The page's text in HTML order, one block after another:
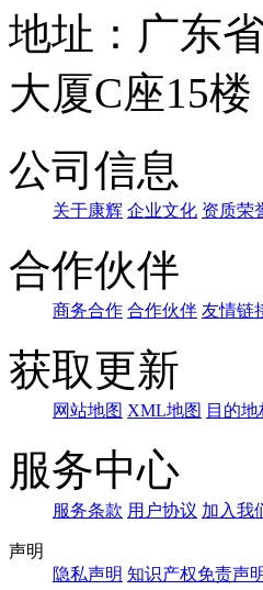
地址：广东
大厦C座15
公司信息
关于康辉 企业文化 资质荣
合作伙伴
商务合作 合作伙伴 友情链
获取更新
网站地图 XML地图 目的
服务中心
服务条款 用户协议 加入我
声明
隐私声明 知识产权免责声